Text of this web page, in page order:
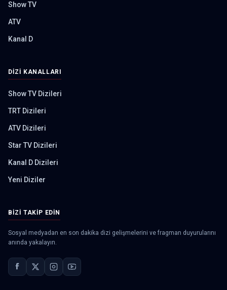
Show TV
ATV
Kanal D
DIZI KANALLARI
Show TV Dizileri
TRT Dizileri
ATV Dizileri
Star TV Dizileri
Kanal D Dizileri
Yeni Diziler
BIZI TAKIP EDIN
Sosyal medyadan en son dakika dizi gelişmelerini ve fragman duyurularını
anında yakalayın.